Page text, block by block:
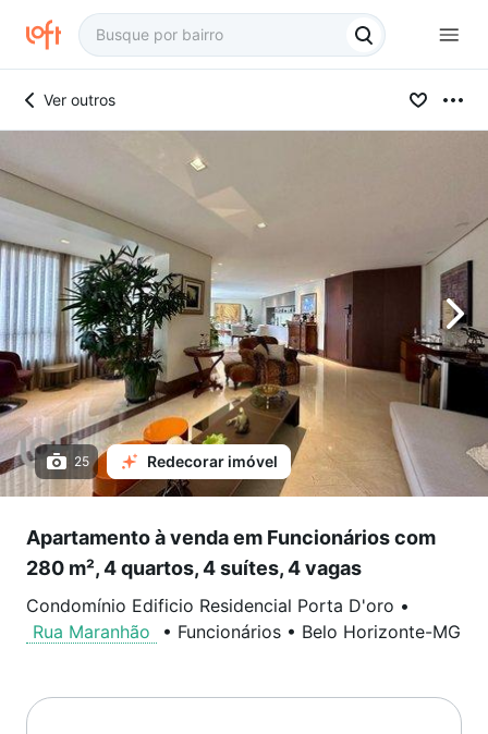
Ver outros
25 Redecorar imóvel
Apartamento à venda em Funcionários com
280 m², 4 quartos, 4 suítes, 4 vagas
Condomínio Edificio Residencial Porta D'oro •
Rua Maranhão
• Funcionários • Belo Horizonte-MG